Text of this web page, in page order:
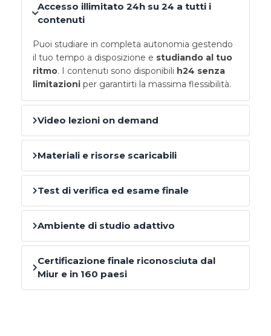
Accesso illimitato 24h su 24 a tutti i
contenuti
Puoi studiare in completa autonomia gestendo
il tuo tempo a disposizione e studiando al tuo
ritmo. I contenuti sono disponibili h24 senza
limitazioni per garantirti la massima flessibilità.
Video lezioni on demand
Materiali e risorse scaricabili
Test di verifica ed esame finale
Ambiente di studio adattivo
Certificazione finale riconosciuta dal
Miur e in 160 paesi